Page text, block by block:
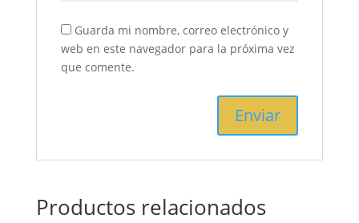
Guarda mi nombre, correo electrónico y
web en este navegador para la próxima vez
que comente.
Productos relacionados